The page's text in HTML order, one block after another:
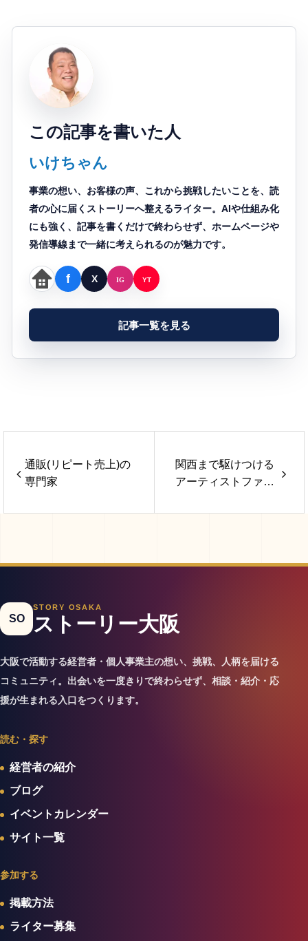
この記事を書いた人
いけちゃん
事業の想い、お客様の声、これから挑戦したいことを、読
者の心に届くストーリーへ整えるライター。AIや仕組み化
にも強く、記事を書くだけで終わらせず、ホームページや
発信導線まで一緒に考えられるのが魅力です。
記事一覧を見る
通販(リピート売上)の
専門家
関西まで駆けつける
アーティストファー
サー
SO
STORY OSAKA
ストーリー大阪
大阪で活動する経営者・個人事業主の想い、挑戦、人柄を届ける
コミュニティ。出会いを一度きりで終わらせず、相談・紹介・応
援が生まれる入口をつくります。
読む・探す
経営者の紹介
ブログ
イベントカレンダー
サイト一覧
参加する
掲載方法
ライター募集